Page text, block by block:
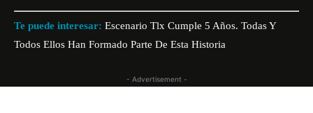
Te puede interesar: Escenario Tlx Cumple 5 Años. Todas Y
Todos Ellos Han Formado Parte De Esta Historia
- Advertisement -